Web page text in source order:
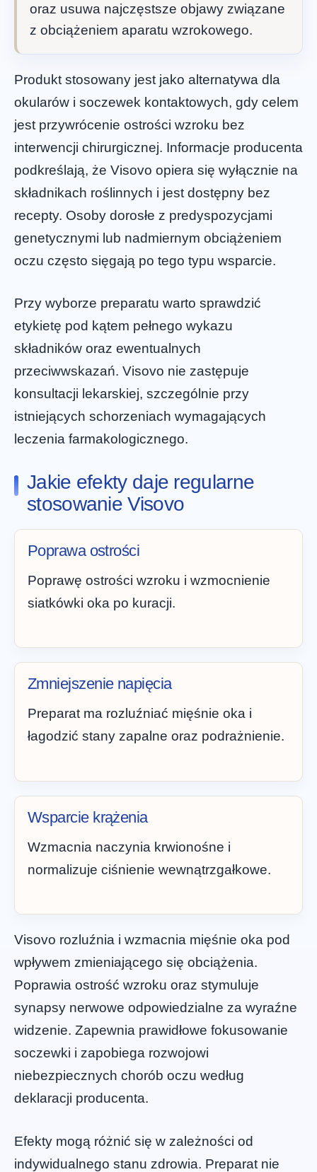
oraz usuwa najczęstsze objawy związane
z obciążeniem aparatu wzrokowego.
Produkt stosowany jest jako alternatywa dla
okularów i soczewek kontaktowych, gdy celem
jest przywrócenie ostrości wzroku bez
interwencji chirurgicznej. Informacje producenta
podkreślają, że Visovo opiera się wyłącznie na
składnikach roślinnych i jest dostępny bez
recepty. Osoby dorosłe z predyspozycjami
genetycznymi lub nadmiernym obciążeniem
oczu często sięgają po tego typu wsparcie.
Przy wyborze preparatu warto sprawdzić
etykietę pod kątem pełnego wykazu
składników oraz ewentualnych
przeciwwskazań. Visovo nie zastępuje
konsultacji lekarskiej, szczególnie przy
istniejących schorzeniach wymagających
leczenia farmakologicznego.
Jakie efekty daje regularne
stosowanie Visovo
Poprawa ostrości
Poprawę ostrości wzroku i wzmocnienie
siatkówki oka po kuracji.
Zmniejszenie napięcia
Preparat ma rozluźniać mięśnie oka i
łagodzić stany zapalne oraz podrażnienie.
Wsparcie krążenia
Wzmacnia naczynia krwionośne i
normalizuje ciśnienie wewnątrzgałkowe.
Visovo rozluźnia i wzmacnia mięśnie oka pod
wpływem zmieniającego się obciążenia.
Poprawia ostrość wzroku oraz stymuluje
synapsy nerwowe odpowiedzialne za wyraźne
widzenie. Zapewnia prawidłowe fokusowanie
soczewki i zapobiega rozwojowi
niebezpiecznych chorób oczu według
deklaracji producenta.
Efekty mogą różnić się w zależności od
indywidualnego stanu zdrowia. Preparat nie